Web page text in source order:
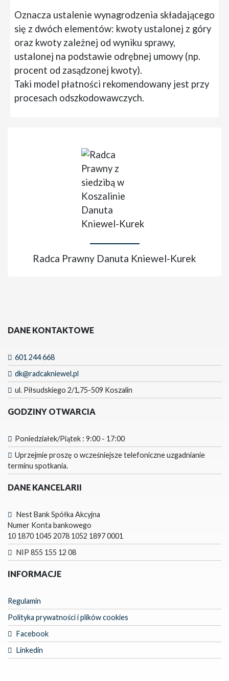
Oznacza ustalenie wynagrodzenia składającego
się z dwóch elementów: kwoty ustalonej z góry
oraz kwoty zależnej od wyniku sprawy,
ustalonej na podstawie odrębnej umowy (np.
procent od zasądzonej kwoty).
Taki model płatności rekomendowany jest przy
procesach odszkodowawczych.
Radca Prawny Danuta Kniewel-Kurek
DANE KONTAKTOWE
601 244 668
dk@radcakniewel.pl
ul. Piłsudskiego 2/1,75-509 Koszalin
GODZINY OTWARCIA
Poniedziałek/Piątek : 9:00 - 17:00
Uprzejmie proszę o wcześniejsze telefoniczne uzgadnianie
terminu spotkania.
DANE KANCELARII
Nest Bank Spółka Akcyjna
Numer Konta bankowego
10 1870 1045 2078 1052 1897 0001
NIP 855 155 12 08
INFORMACJE
Regulamin
Polityka prywatności i plików cookies
Facebook
Linkedin